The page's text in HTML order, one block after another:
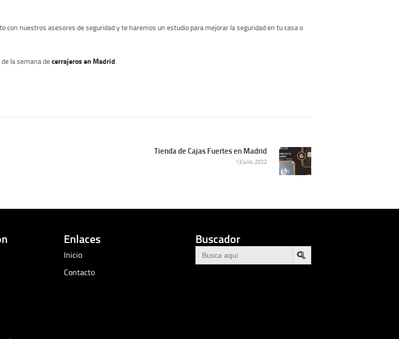
con nuestros asesores de seguridad y te haremos un estudio para mejorar la seguridad en tu casa o
la semana decerrajeros en Madrid.
Siguiente
publicación:
Tienda de Cajas Fuertes en Madrid
13 julio, 2022
Enlaces
Inicio
Contacto
Buscador
Buscar: BOTÓN DE BÚSQUEDA